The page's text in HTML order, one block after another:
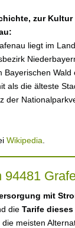
zur Kultur
liegt im
Bayerischen Wald
als die älteste
der
Wikipedia
94481
mit
die Tarife
meisten